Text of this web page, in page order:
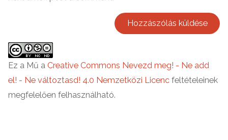
Ez a Mű a Creative Commons Nevezd meg! - Ne add
el! - Ne változtasd! 4.0 Nemzetközi Licenc feltételeinek
megfelelően felhasználható.